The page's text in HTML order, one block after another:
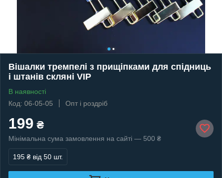
Вішалки тремпелі з прищіпками для спідниць
і штанів скляні VIP
В наявності
Код: 06-05-05
Опт і роздріб
199 ₴
Мінімальна сума замовлення на сайті — 500 ₴
195 ₴ від 50 шт.